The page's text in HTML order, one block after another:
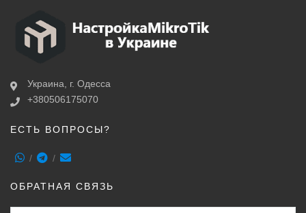
Украина, г. Одесса
+380506175070
ЕСТЬ ВОПРОСЫ?
ОБРАТНАЯ СВЯЗЬ